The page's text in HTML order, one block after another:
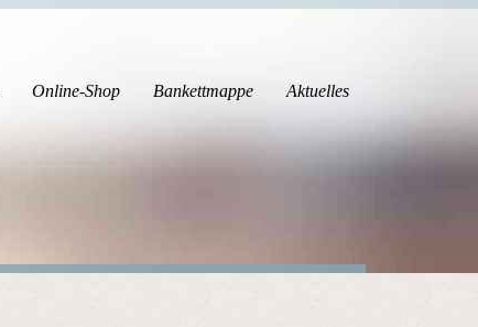
Online-Shop Bankettmappe Aktuelles